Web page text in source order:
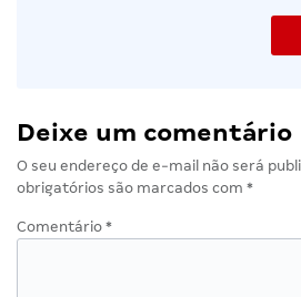
Deixe um comentário
O seu endereço de e-mail não será
obrigatórios são marcados com *
Comentário *